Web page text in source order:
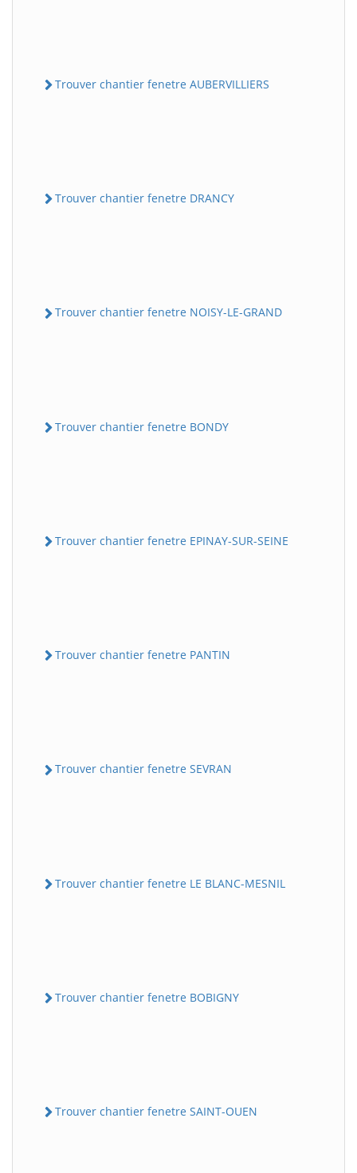
Trouver chantier fenetre AUBERVILLIERS
Trouver chantier fenetre DRANCY
Trouver chantier fenetre NOISY-LE-GRAND
Trouver chantier fenetre BONDY
Trouver chantier fenetre EPINAY-SUR-SEINE
Trouver chantier fenetre PANTIN
Trouver chantier fenetre SEVRAN
Trouver chantier fenetre LE BLANC-MESNIL
Trouver chantier fenetre BOBIGNY
Trouver chantier fenetre SAINT-OUEN